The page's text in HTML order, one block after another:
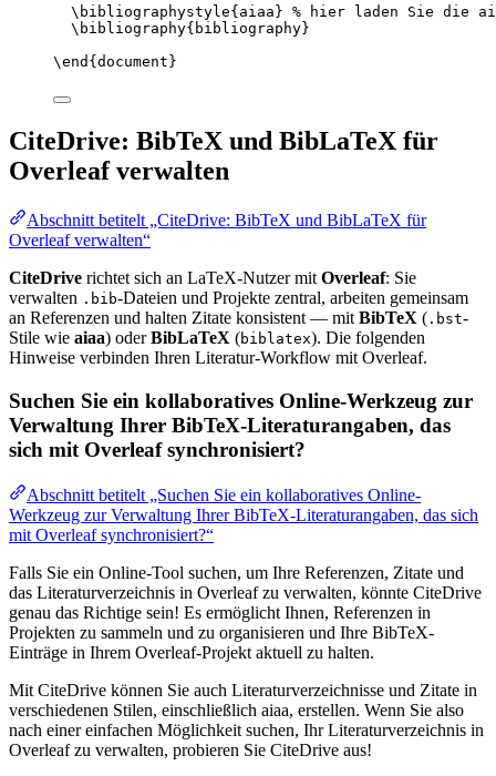
\bibliographystyle{aiaa} % hier laden Sie die
\bibliography{bibliography}
\end { document }
CiteDrive: BibTeX und BibLaTeX für
Overleaf verwalten
Abschnitt betitelt „CiteDrive: BibTeX und BibLaTeX für
Overleaf verwalten“
CiteDrive richtet sich an LaTeX-Nutzer mit Overleaf: Sie
verwalten .bib-Dateien und Projekte zentral, arbeiten gemeinsam
an Referenzen und halten Zitate konsistent — mit BibTeX ( .bst-
Stile wie aiaa) oderBibLaTeX (biblatex). Die folgenden
Hinweise verbinden Ihren Literatur-Workflow mit Overleaf.
Suchen Sie ein kollaboratives Online-Werkzeug zur
Verwaltung Ihrer BibTeX-Literaturangaben, das
sich mit Overleaf synchronisiert?
Abschnitt betitelt „Suchen Sie ein kollaboratives Online-
Werkzeug zur Verwaltung Ihrer BibTeX-Literaturangaben, das sich
mit Overleaf synchronisiert?“
Falls Sie ein Online-Tool suchen, um Ihre Referenzen, Zitate und
das Literaturverzeichnis in Overleaf zu verwalten, könnte CiteDrive
genau das Richtige sein! Es ermöglicht Ihnen, Referenzen in
Projekten zu sammeln und zu organisieren und Ihre BibTeX-
Einträge in Ihrem Overleaf-Projekt aktuell zu halten.
Mit CiteDrive können Sie auch Literaturverzeichnisse und Zitate in
verschiedenen Stilen, einschließlich aiaa, erstellen. Wenn Sie also
nach einer einfachen Möglichkeit suchen, Ihr Literaturverzeichnis in
Overleaf zu verwalten, probieren Sie CiteDrive aus!